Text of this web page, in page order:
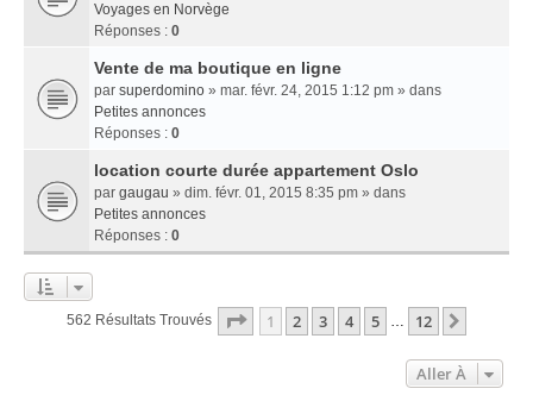
Voyages en Norvège
Réponses : 0
Vente de ma boutique en ligne
par superdomino » mar. févr. 24, 2015 1:12 pm » dans
Petites annonces
Réponses : 0
location courte durée appartement Oslo
par gaugau » dim. févr. 01, 2015 8:35 pm » dans
Petites annonces
Réponses : 0
562 Résultats Trouvés Page 1Sur
1 2 3 4 5 … 12
Aller À